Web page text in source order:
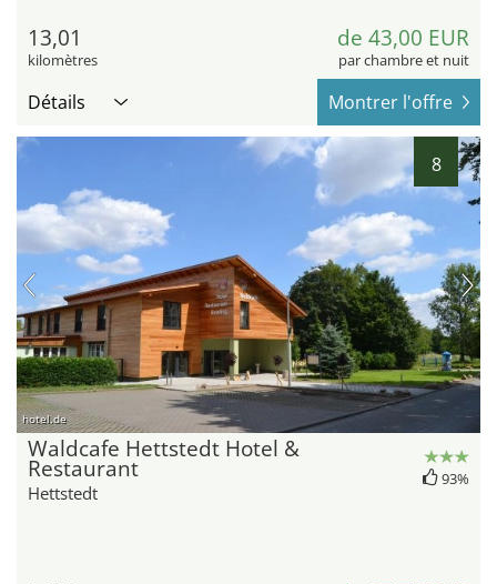
13,01
kilomètres
de 43,00 EUR
par chambre et nuit
Détails Montrer l'offre
8
hotel.de
Waldcafe Hettstedt Hotel &
Restaurant
Hettstedt
93%